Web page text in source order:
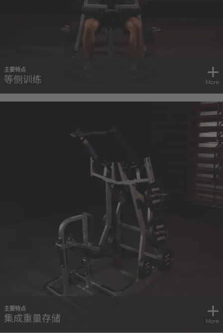
主要特点
等侧训练 More
主要特点
集成重量存储 More